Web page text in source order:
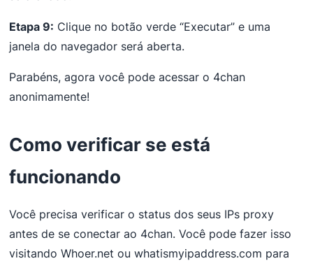
Etapa 9: Clique no botão verde “Executar” e uma
janela do navegador será aberta.
Parabéns, agora você pode acessar o 4chan
anonimamente!
Como verificar se está
funcionando
Você precisa verificar o status dos seus IPs proxy
antes de se conectar ao 4chan. Você pode fazer isso
visitando Whoer.net ou whatismyipaddress.com para